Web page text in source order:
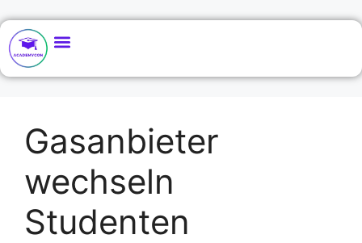
Gasanbieter
wechseln
Studenten